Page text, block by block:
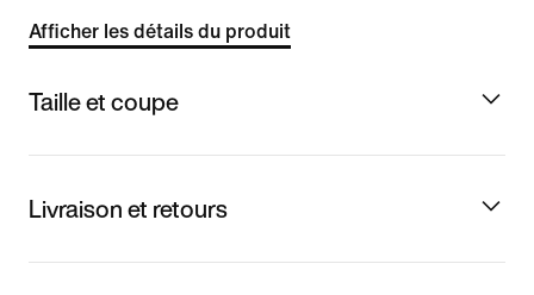
Afficher les détails du produit
Taille et coupe
Livraison et retours